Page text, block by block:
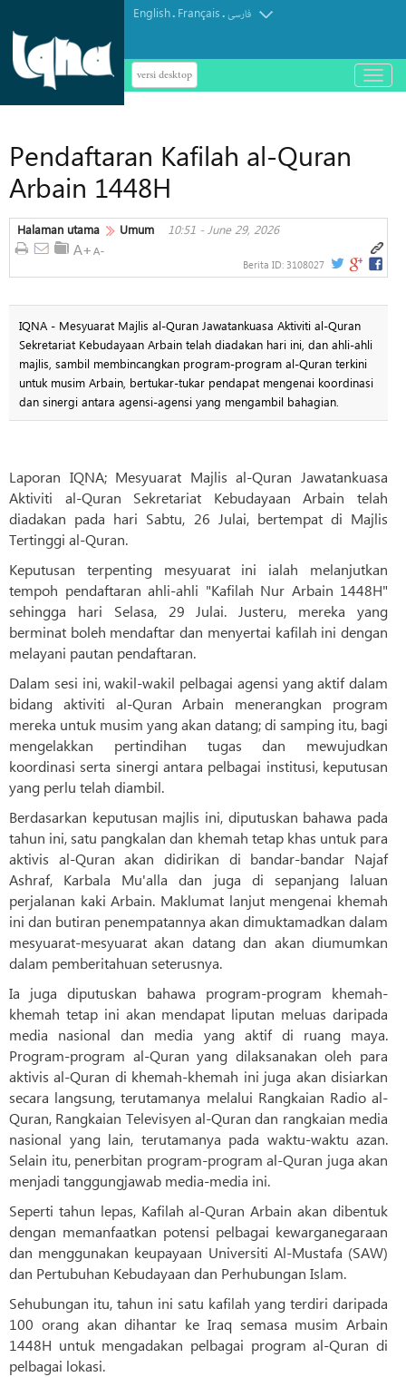
English. Français.فارسی
versi desktop
باز
و
Pendaftaran Kafilah al-Quran
Arbain 1448H
Halaman utama Umum 10:51 - June 29, 2026
Berita ID: 3108027
IQNA - Mesyuarat Majlis al-Quran Jawatankuasa Aktiviti al-Quran
Sekretariat Kebudayaan Arbain telah diadakan hari ini, dan ahli-ahli
majlis, sambil membincangkan program-program al-Quran terkini
untuk musim Arbain, bertukar-tukar pendapat mengenai koordinasi
dan sinergi antara agensi-agensi yang mengambil bahagian.
Laporan IQNA; Mesyuarat Majlis al-Quran Jawatankuasa
Aktiviti al-Quran Sekretariat Kebudayaan Arbain telah
diadakan pada hari Sabtu, 26 Julai, bertempat di Majlis
Tertinggi al-Quran.
Keputusan terpenting mesyuarat ini ialah melanjutkan
tempoh pendaftaran ahli-ahli "Kafilah Nur Arbain 1448H"
sehingga hari Selasa, 29 Julai. Justeru, mereka yang
berminat boleh mendaftar dan menyertai kafilah ini dengan
melayani pautan pendaftaran.
Dalam sesi ini, wakil-wakil pelbagai agensi yang aktif dalam
bidang aktiviti al-Quran Arbain menerangkan program
mereka untuk musim yang akan datang; di samping itu, bagi
mengelakkan pertindihan tugas dan mewujudkan
koordinasi serta sinergi antara pelbagai institusi, keputusan
yang perlu telah diambil.
Berdasarkan keputusan majlis ini, diputuskan bahawa pada
tahun ini, satu pangkalan dan khemah tetap khas untuk para
aktivis al-Quran akan didirikan di bandar-bandar Najaf
Ashraf, Karbala Mu'alla dan juga di sepanjang laluan
perjalanan kaki Arbain. Maklumat lanjut mengenai khemah
ini dan butiran penempatannya akan dimuktamadkan dalam
mesyuarat-mesyuarat akan datang dan akan diumumkan
dalam pemberitahuan seterusnya.
Ia juga diputuskan bahawa program-program khemah-
khemah tetap ini akan mendapat liputan meluas daripada
media nasional dan media yang aktif di ruang maya.
Program-program al-Quran yang dilaksanakan oleh para
aktivis al-Quran di khemah-khemah ini juga akan disiarkan
secara langsung, terutamanya melalui Rangkaian Radio al-
Quran, Rangkaian Televisyen al-Quran dan rangkaian media
nasional yang lain, terutamanya pada waktu-waktu azan.
Selain itu, penerbitan program-program al-Quran juga akan
menjadi tanggungjawab media-media ini.
Seperti tahun lepas, Kafilah al-Quran Arbain akan dibentuk
dengan memanfaatkan potensi pelbagai kewarganegaraan
dan menggunakan keupayaan Universiti Al-Mustafa (SAW)
dan Pertubuhan Kebudayaan dan Perhubungan Islam.
Sehubungan itu, tahun ini satu kafilah yang terdiri daripada
100 orang akan dihantar ke Iraq semasa musim Arbain
1448H untuk mengadakan pelbagai program al-Quran di
pelbagai lokasi.